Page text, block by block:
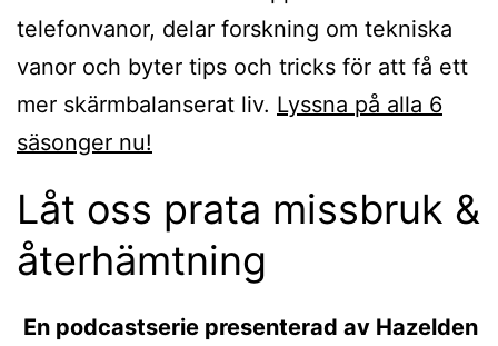
telefonvanor, delar forskning om tekniska
vanor och byter tips och tricks för att få ett
mer skärmbalanserat liv. Lyssna på alla 6
säsonger nu!
Låt oss prata missbruk &
återhämtning
En podcastserie presenterad av Hazelden